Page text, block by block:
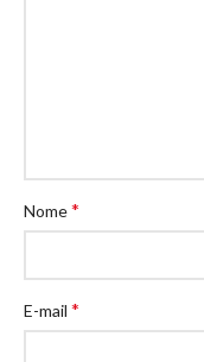
Nome*
E-mail *